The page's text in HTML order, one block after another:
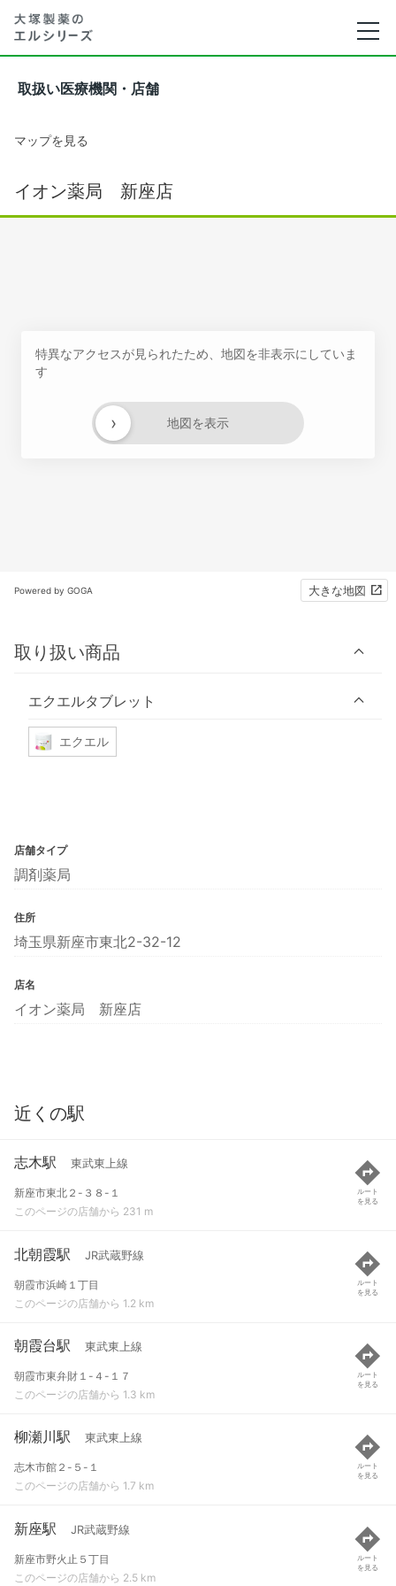
取扱い医療機関・店舗
マップを見る
イオン薬局 新座店
特異なアクセスが見られたため、地図を非表示にしていま
す
地図を表示
›
Powered by GOGA 大きな地図
取り扱い商品
エクエルタブレット
エクエル
店舗タイプ
調剤薬局
住所
埼玉県新座市東北2-32-12
店名
イオン薬局 新座店
近くの駅
志木駅 東武東上線
新座市東北２-３８-１
このページの店舗から 231 m
ルート
を見る
北朝霞駅 JR武蔵野線
朝霞市浜崎１丁目
このページの店舗から 1.2 km
ルート
を見る
朝霞台駅 東武東上線
朝霞市東弁財１-４-１７
このページの店舗から 1.3 km
ルート
を見る
柳瀬川駅 東武東上線
志木市館２-５-１
このページの店舗から 1.7 km
ルート
を見る
新座駅 JR武蔵野線
新座市野火止５丁目
このページの店舗から 2.5 km
ルート
を見る